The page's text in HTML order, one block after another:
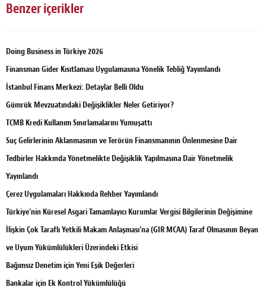
Benzer içerikler
Doing Business in Türkiye 2026
Finansman Gider Kısıtlaması Uygulamasına Yönelik Tebliğ Yayımlandı
İstanbul Finans Merkezi: Detaylar Belli Oldu
Gümrük Mevzuatındaki Değişiklikler Neler Getiriyor?
TCMB Kredi Kullanım Sınırlamalarını Yumuşattı
Suç Gelirlerinin Aklanmasının ve Terörün Finansmanının Önlenmesine Dair
Tedbirler Hakkında Yönetmelikte Değişiklik Yapılmasına Dair Yönetmelik
Yayınlandı
Çerez Uygulamaları Hakkında Rehber Yayımlandı
Türkiye’nin Küresel Asgari Tamamlayıcı Kurumlar Vergisi Bilgilerinin Değişimine
İlişkin Çok Taraflı Yetkili Makam Anlaşması’na (GIR MCAA) Taraf Olmasının Beyan
ve Uyum Yükümlülükleri Üzerindeki Etkisi
Bağımsız Denetim için Yeni Eşik Değerleri
Bankalar için Ek Kontrol Yükümlülüğü